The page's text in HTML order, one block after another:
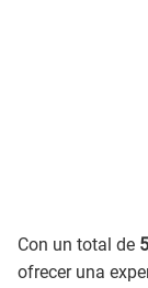
Con un total de
ofrecer una